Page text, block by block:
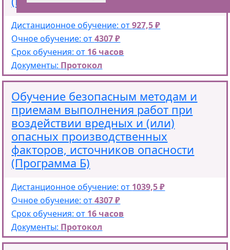
Дистанционное обучение: от927,5 ₽
Очное обучение: от4307 ₽
Срок обучения: от 16 часов
Документы: Протокол
Обучение безопасным методам и
приемам выполнения работ при
воздействии вредных и (или)
опасных производственных
факторов, источников опасности
(Программа Б)
Дистанционное обучение: от 1039,5 ₽
Очное обучение: от4307 ₽
Срок обучения: от 16 часов
Документы: Протокол